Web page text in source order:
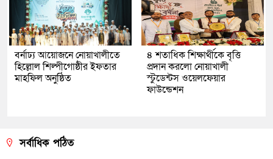
বর্নাঢ্য আয়োজনে নোয়াখালীতে
হিল্লোল শিল্পীগোষ্ঠীর ইফতার
মাহফিল অনুষ্ঠিত
৪ শতাধিক শিক্ষার্থীকে বৃত্তি
প্রদান করলো নোয়াখালী
স্টুডেন্টস ওয়েলফেয়ার
ফাউন্ডেশন
সর্বাধিক পঠিত